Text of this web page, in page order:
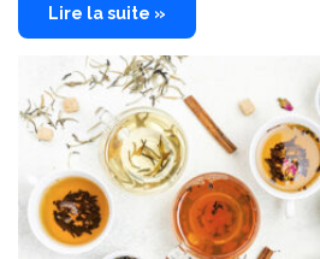
Lire la suite »